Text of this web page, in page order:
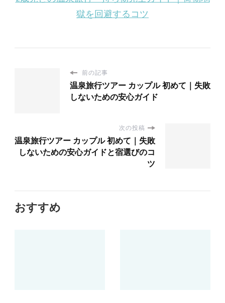
獄を回避するコツ
前の記事
温泉旅行ツアー カップル 初めて｜失敗
しないための安心ガイド
次の投稿
温泉旅行ツアー カップル 初めて｜失敗
しないための安心ガイドと宿選びのコ
ツ
おすすめ